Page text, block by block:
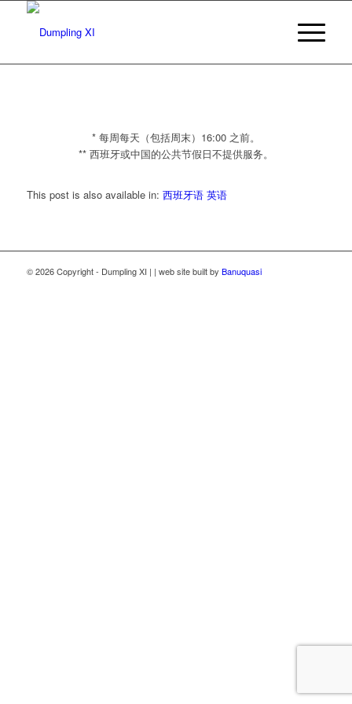
* 每周每天（包括周末）16:00 之前。
** 西班牙或中国的公共节假日不提供服务。
This post is also available in: 西班牙语 英语
© 2026 Copyright - Dumpling XI | | web site built by Banuquasi